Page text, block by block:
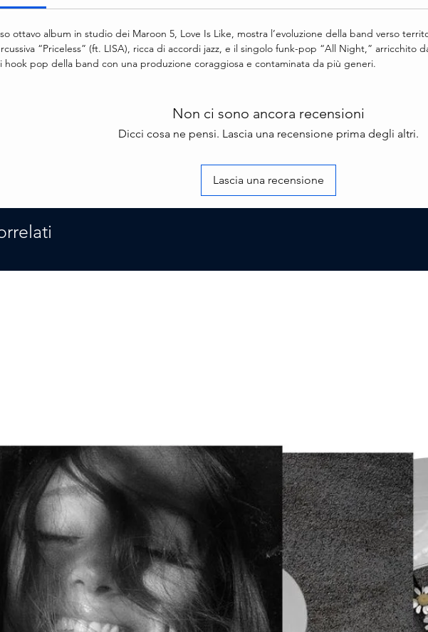
ottavo album in studio dei Maroon 5, Love Is Like, mostra l’evoluzione della band verso
“Priceless” (ft. LISA), ricca di accordi jazz, e il singolo funk-pop “All Night,” arricchito
hook pop della band con una produzione coraggiosa e contaminata da più generi.
Non ci sono ancora recensioni
Dicci cosa ne pensi. Lascia una recensione prima degli altri.
Lascia una recensione